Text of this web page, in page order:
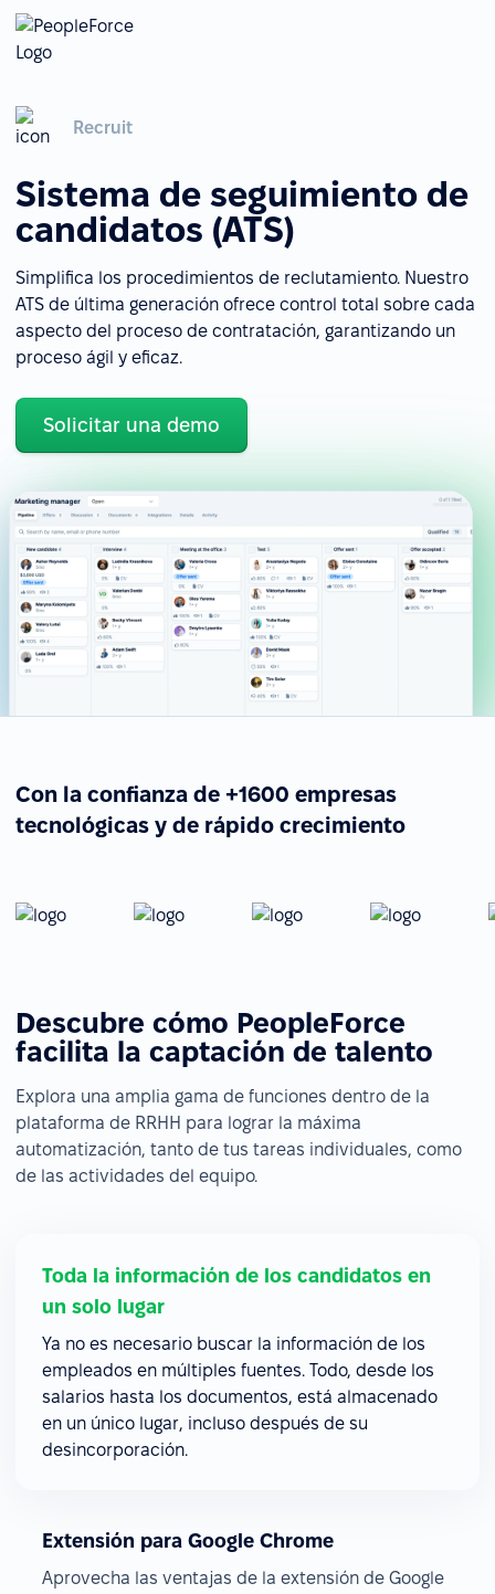
Recruit
Sistema de seguimiento de
candidatos (ATS)
Simplifica los procedimientos de reclutamiento. Nuestro
ATS de última generación ofrece control total sobre cada
aspecto del proceso de contratación, garantizando un
proceso ágil y eficaz.
Solicitar una demo
Con la confianza de +1600 empresas
tecnológicas y de rápido crecimiento
Descubre cómo PeopleForce
facilita la captación de talento
Explora una amplia gama de funciones dentro de la
plataforma de RRHH para lograr la máxima
automatización, tanto de tus tareas individuales, como
de las actividades del equipo.
Toda la información de los candidatos en
un solo lugar
Ya no es necesario buscar la información de los
empleados en múltiples fuentes. Todo, desde los
salarios hasta los documentos, está almacenado
en un único lugar, incluso después de su
desincorporación.
Extensión para Google Chrome
Aprovecha las ventajas de la extensión de Google